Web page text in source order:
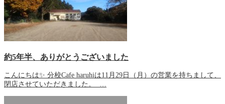
約5年半、ありがとうございました
こんにちは✨ 分校Cafe haruhiは11月29日（月）の営業を持ちまして、
閉店させていただきました。 …